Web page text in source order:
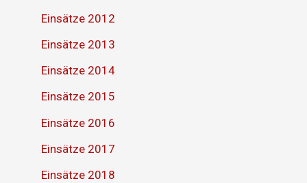
Einsätze 2012
Einsätze 2013
Einsätze 2014
Einsätze 2015
Einsätze 2016
Einsätze 2017
Einsätze 2018